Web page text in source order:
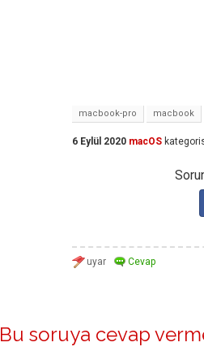
macbook-pro macbook
6 Eylül 2020 macOS
Bu soruya cevap